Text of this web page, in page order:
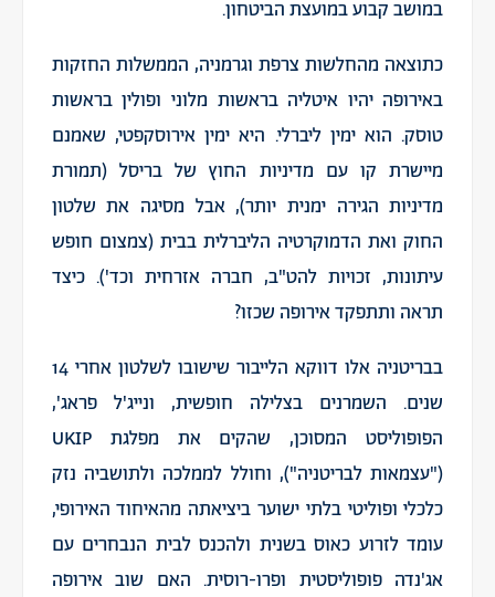
במושב קבוע במועצת הביטחון.
כתוצאה מהחלשות צרפת וגרמניה, הממשלות החזקות
באירופה יהיו איטליה בראשות מלוני ופולין בראשות
טוסק. הוא ימין ליברלי. היא ימין אירוסקפטי, שאמנם
מיישרת קו עם מדיניות החוץ של בריסל (תמורת
מדיניות הגירה ימנית יותר), אבל מסיגה את שלטון
החוק ואת הדמוקרטיה הליברלית בבית (צמצום חופש
עיתונות, זכויות להט"ב, חברה אזרחית וכד'). כיצד
תראה ותתפקד אירופה שכזו?
בבריטניה אלו דווקא הלייבור שישובו לשלטון אחרי 14
שנים. השמרנים בצלילה חופשית, ונייג'ל פראג',
הפופוליסט המסוכן, שהקים את מפלגת UKIP
("עצמאות לבריטניה"), וחולל לממלכה ולתושביה נזק
כלכלי ופוליטי בלתי ישוער ביציאתה מהאיחוד האירופי,
עומד לזרוע כאוס בשנית ולהכנס לבית הנבחרים עם
אג'נדה פופוליסטית ופרו-רוסית. האם שוב אירופה